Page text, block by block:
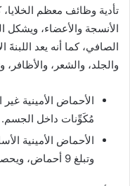
تأدية وظائف معظم الخلايا،
الأنسجة والأعضاء،
الصافي، كما أنه يعد
والجلد، والشعر،
الأحماض الأمينية
مُكَوِّنات داخل الجسم.
الأحماض الأمينية
وتبلغ 9 أحماض، ويحصل الجسم عليها من المصادر الغذائية.